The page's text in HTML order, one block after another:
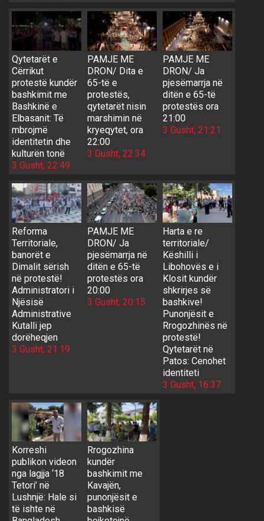
Qytetarët e
Cërrikut
protestë kundër
bashkimit me
Bashkinë e
Elbasanit: Të
mbrojmë
identitetin dhe
kulturën tonë
3 Gusht, 22:49
PAMJE ME
DRON/ Dita e
65-të e
protestës,
qytetarët nisin
marshimin në
kryeqytet, ora
22:00
3 Gusht, 22:34
PAMJE ME
DRON/ Ja
pjesëmarrja në
ditën e 65-të
protestës ora
21:00
3 Gusht, 21:21
Reforma
Territoriale,
banorët e
Dimalit sërish
në protestë!
Administratori i
Njësisë
Administrative
Kutalli jep
dorëheqjen
3 Gusht, 21:19
PAMJE ME
DRON/ Ja
pjesëmarrja në
ditën e 65-të
protestës ora
20:00
3 Gusht, 20:15
Harta e re
territoriale/
Këshilli i
Libohovës e i
Klosit kundër
shkrirjes së
bashkive!
Punonjësit e
Rrogozhinës në
protestë!
Qytetarët në
Patos: Cenohet
identiteti
3 Gusht, 16:37
Korreshi
publikon videon
nga lagjja ‘18
Tetori’ në
Lushnjë: Hale si
të ishte në
Rrogozhina
kundër
bashkimit me
Kavajën,
punonjësit e
bashkisë